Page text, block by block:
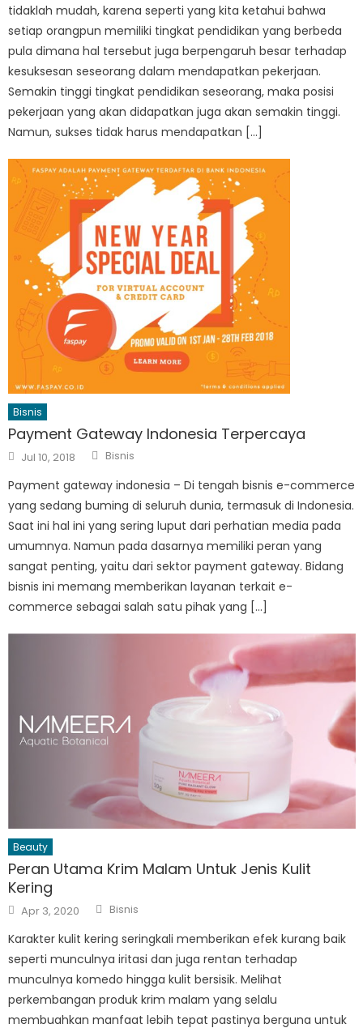
tidaklah mudah, karena seperti yang kita ketahui bahwa
setiap orangpun memiliki tingkat pendidikan yang berbeda
pula dimana hal tersebut juga berpengaruh besar terhadap
kesuksesan seseorang dalam mendapatkan pekerjaan.
Semakin tinggi tingkat pendidikan seseorang, maka posisi
pekerjaan yang akan didapatkan juga akan semakin tinggi.
Namun, sukses tidak harus mendapatkan […]
Bisnis
Payment Gateway Indonesia Terpercaya
Posted
on
Jul 10, 2018 Author
Bisnis
Payment gateway indonesia – Di tengah bisnis e-commerce
yang sedang buming di seluruh dunia, termasuk di Indonesia.
Saat ini hal ini yang sering luput dari perhatian media pada
umumnya. Namun pada dasarnya memiliki peran yang
sangat penting, yaitu dari sektor payment gateway. Bidang
bisnis ini memang memberikan layanan terkait e-
commerce sebagai salah satu pihak yang […]
Beauty
Peran Utama Krim Malam Untuk Jenis Kulit
Kering
Posted
on
Apr 3, 2020 Author
Bisnis
Karakter kulit kering seringkali memberikan efek kurang baik
seperti munculnya iritasi dan juga rentan terhadap
munculnya komedo hingga kulit bersisik. Melihat
perkembangan produk krim malam yang selalu
membuahkan manfaat lebih tepat pastinya berguna untuk